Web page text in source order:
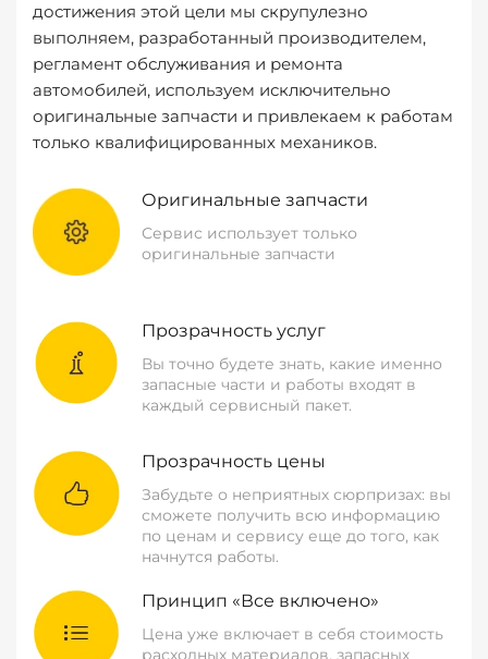
достижения этой цели мы скрупулезно
выполняем, разработанный производителем,
регламент обслуживания и ремонта
автомобилей, используем исключительно
оригинальные запчасти и привлекаем к работам
только квалифицированных механиков.
Оригинальные запчасти
Сервис использует только
оригинальные запчасти
Прозрачность услуг
Вы точно будете знать, какие именно
запасные части и работы входят в
каждый сервисный пакет.
Прозрачность цены
Забудьте о неприятных сюрпризах: вы
сможете получить всю информацию
по ценам и сервису еще до того, как
начнутся работы.
Принцип «Все включено»
Цена уже включает в себя стоимость
расходных материалов, запасных